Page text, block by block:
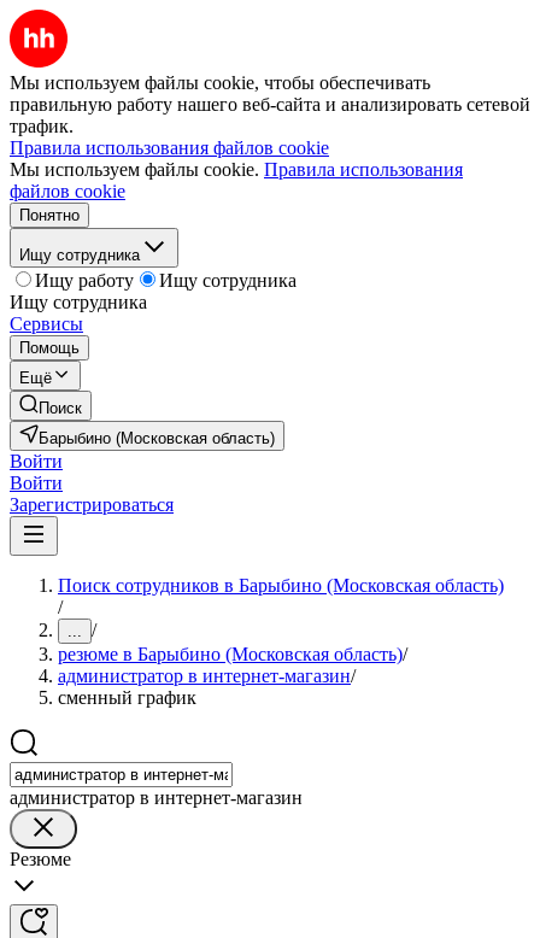
Мы используем файлы cookie, чтобы обеспечивать
правильную работу нашего веб-сайта и анализировать сетевой
трафик.
Правила использования файлов cookie
Мы используем файлы cookie. Правила использования
файлов cookie
Понятно
Ищу сотрудника
Ищу работу
Ищу сотрудника
Ищу сотрудника
Сервисы
Помощь
Ещё
Поиск
Барыбино (Московская область)
Войти
Войти
Зарегистрироваться
Поиск сотрудников в Барыбино (Московская область)
/
... /
резюме в Барыбино (Московская область)/
администратор в интернет-магазин/
сменный график
администратор в интернет-магазин
Резюме